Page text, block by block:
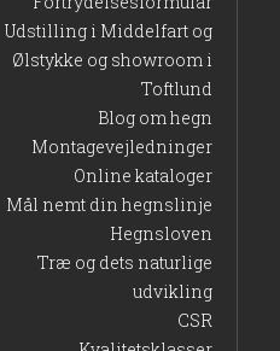
Udstilling i Middelfart og
Ølstykke og showroom i
Toftlund
Blog om hegn
Montagevejledninger
Online kataloger
Mål nemt din hegnslinje
Hegnsloven
Træ og dets naturlige
udvikling
CSR